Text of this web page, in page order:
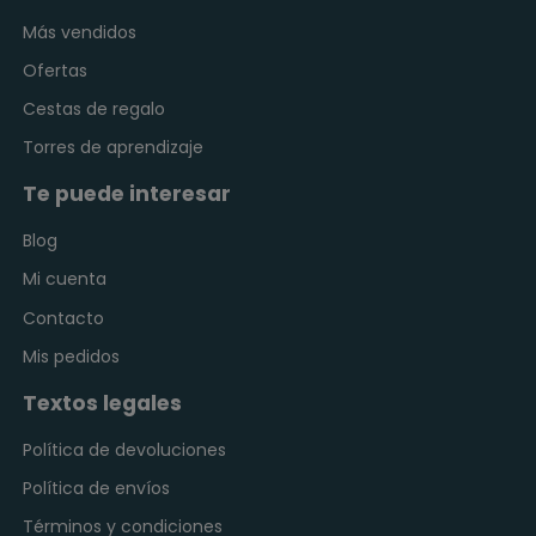
Más vendidos
Ofertas
Cestas de regalo
Torres de aprendizaje
Te puede interesar
Blog
Mi cuenta
Contacto
Mis pedidos
Textos legales
Política de devoluciones
Política de envíos
Términos y condiciones